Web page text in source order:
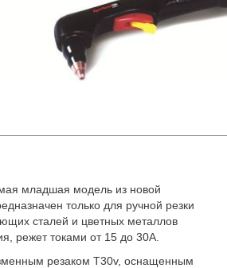
младшая модель из новой
только для ручной резки
сталей и цветных металлов
режет токами от 15 до 30А.
резаком T30v, оснащенным